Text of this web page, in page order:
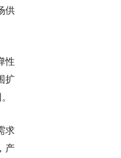
供
性
扩
求
产